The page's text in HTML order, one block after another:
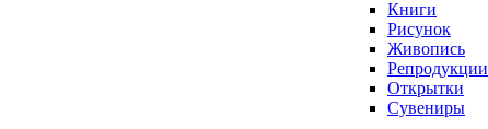
Книги
Рисунок
Живопись
Репродукции
Открытки
Сувениры